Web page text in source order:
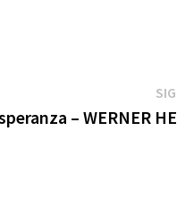
– WERNER